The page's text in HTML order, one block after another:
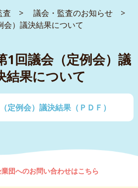
査 > 議会・監査のお知らせ >
）議決結果について
1回議会（定例会）議
結果について
定例会）議決結果（ＰＤＦ）
団へのお問い合わせはこちら